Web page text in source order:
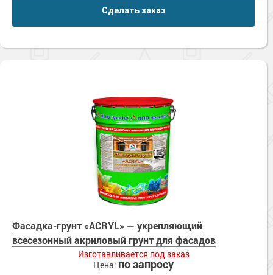
Сделать заказ
Фасадка-грунт «ACRYL» — укрепляющий
всесезонный акриловый грунт для фасадов
Изготавливается под заказ
Цена: по запросу